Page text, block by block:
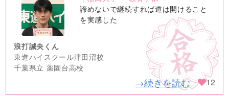
no
image
諦めないで継続すれば道は開けること
を実感した
浪打誠央くん
東進ハイスクール津田沼校
千葉県立 薬園台高校
→続きを読む 12